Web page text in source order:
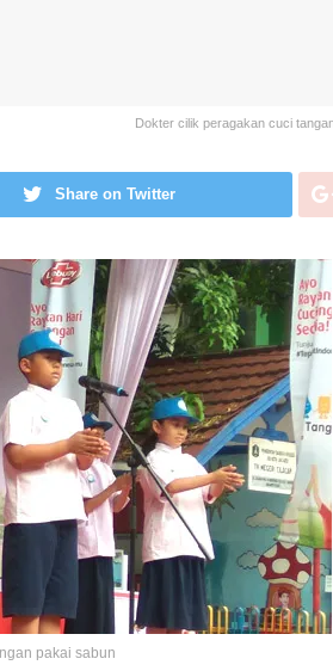
Dokter cilik peragakan cuci
Share on Twitter
pakai sabun